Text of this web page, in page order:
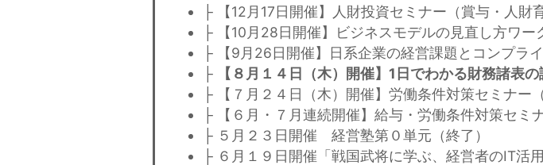
├ 【12月17日開催】人財投資セミナー（賞与・人財育
├ 【10月28日開催】ビジネスモデルの見直し方ワー
├ 【9月26日開催】日系企業の経営課題とコンプラ
├
【８月１４日（木）開催】1日でわかる財務諸表
├ 【７月２４日（木）開催】労働条件対策セミナー（
├ 【６月・７月連続開催】給与・労働条件対策セミ
├ ５月２３日開催 経営塾第０単元（終了）
├ ６月１９日開催「戦国武将に学ぶ、経営者のIT活